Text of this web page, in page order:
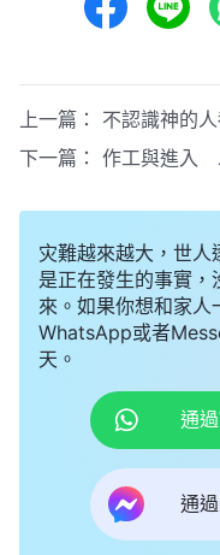
上一篇： 不認識神的
下一篇： 作工與進入
灾難越來越大，世
是正在發生的事實
來。如果你想和家
WhatsApp或者
天。
通
通